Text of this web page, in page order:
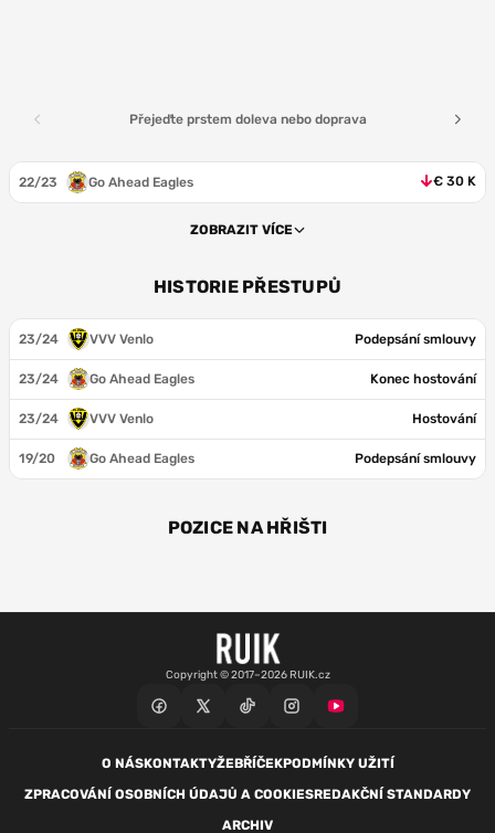
Přejeďte prstem doleva nebo doprava
22/23 Go Ahead Eagles € 30 K
ZOBRAZIT VÍCE
HISTORIE PŘESTUPŮ
23/24 VVV Venlo Podepsání smlouvy
23/24 Go Ahead Eagles Konec hostování
23/24 VVV Venlo Hostování
19/20 Go Ahead Eagles Podepsání smlouvy
POZICE NA HŘIŠTI
Copyright © 2017–2026 RUIK.cz
O NÁSKONTAKTYŽEBŘÍČEKPODMÍNKY UŽITÍ
ZPRACOVÁNÍ OSOBNÍCH ÚDAJŮ A COOKIESREDAKČNÍ STANDARDY
ARCHIV